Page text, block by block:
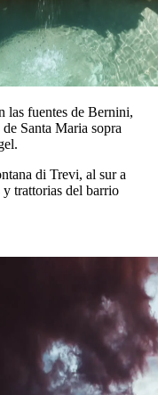
las fuentes de Bernini,
Santa Maria sopra
di Trevi, al sur a
trattorias del barrio